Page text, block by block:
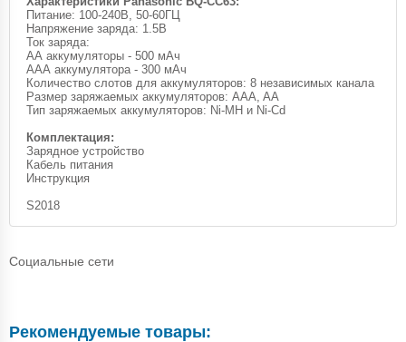
Питание: 100-240В, 50-60ГЦ
Напряжение заряда: 1.5В
Ток заряда:
АА аккумуляторы - 500 мАч
ААА аккумулятора - 300 мАч
Количество слотов для аккумуляторов: 8 независимых канала
Размер заряжаемых аккумуляторов: AAA, AA
Тип заряжаемых аккумуляторов: Ni-MH и Ni-Cd
Комплектация:
Зарядное устройство
Кабель питания
Инструкция
S2018
Социальные сети
Рекомендуемые товары: